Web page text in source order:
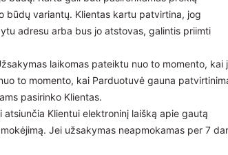
būdų variantų. Klientas kartu patvirtina, jog
adresu arba bus jo atstovas, galintis priimti
laikomas pateiktu nuo to momento, kai
to momento, kai Parduotuvė gauna
pasirinko Klientas.
Klientui elektroninį laišką apie gautą
Jei užsakymas neapmokamas per 7